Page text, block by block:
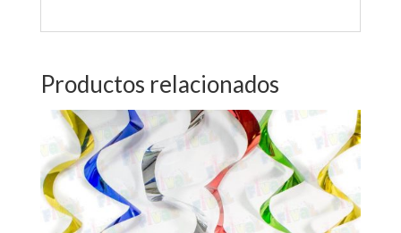
Productos relacionados